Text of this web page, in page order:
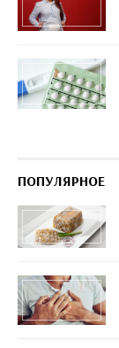
ПОПУЛЯРНОЕ